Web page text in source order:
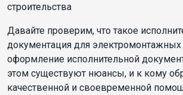
строительства
Давайте проверим, что такое
документация для электромонтажных
оформление исполнительной
этом существуют нюансы, и к кому
качественной и своевременной